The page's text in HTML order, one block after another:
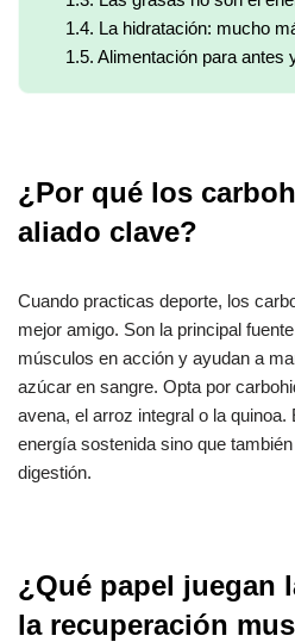
1.4. La hidratación: mucho
1.5. Alimentación para antes
¿Por qué los
aliado clave?
Cuando practicas deporte, los
mejor amigo. Son la principal
músculos en acción y ayudan a
azúcar en sangre. Opta por
avena, el arroz integral o la
energía sostenida sino que
digestión.
¿Qué papel juegan
la recuperación